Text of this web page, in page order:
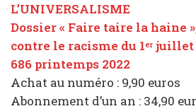
L’UNIVERSALISME
Dossier « Faire taire la haine
contre le racisme du 1er juillet
686 printemps 2022
Achat au numéro : 9,90 euros
Abonnement d’un an : 34,90